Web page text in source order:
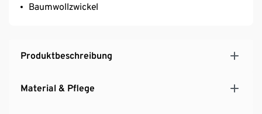
Baumwollzwickel
Produktbeschreibung
Material & Pflege